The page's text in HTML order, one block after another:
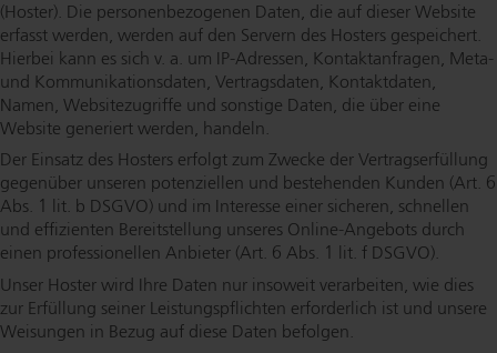
(Hoster). Die per­so­nen­be­zo­ge­nen Daten, die auf dieser Website
erfasst werden, werden auf den Servern des Hosters gespeichert.
Hierbei kann es sich v. a. um IP-Adressen, Kon­takt­an­fra­gen, Meta-
und Kom­mu­ni­ka­ti­ons­da­ten, Vertragsdaten, Kontaktdaten,
Namen, Web­site­zu­grif­fe und sonstige Daten, die über eine
Website generiert werden, handeln.
Der Einsatz des Hosters erfolgt zum Zwecke der Ver­trags­er­fül­lung
gegenüber unseren potenziellen und bestehenden Kunden (Art. 6
Abs. 1 lit. b DSGVO) und im Interesse einer sicheren, schnellen
und effizienten Be­reit­stel­lung unseres On­line-An­ge­bots durch
einen pro­fes­sio­nel­len Anbieter (Art. 6 Abs. 1 lit. f DSGVO).
Unser Hoster wird Ihre Daten nur insoweit verarbeiten, wie dies
zur Erfüllung seiner Leis­tungs­pflich­ten erforderlich ist und unsere
Weisungen in Bezug auf diese Daten befolgen.